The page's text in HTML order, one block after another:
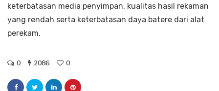
keterbatasan media penyimpan, kualitas hasil rekaman
yang rendah serta keterbatasan daya batere dari alat
perekam.
0 2086 0